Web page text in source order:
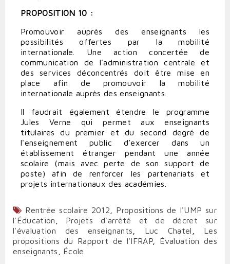
PROPOSITION 10 :
Promouvoir auprès des enseignants les
possibilités offertes par la mobilité
internationale. Une action concertée de
communication de l’administration centrale et
des services déconcentrés doit être mise en
place afin de promouvoir la mobilité
internationale auprès des enseignants.
Il faudrait également étendre le programme
Jules Verne qui permet aux enseignants
titulaires du premier et du second degré de
l'enseignement public d’exercer dans un
établissement étranger pendant une année
scolaire (mais avec perte de son support de
poste) afin de renforcer les partenariats et
projets internationaux des académies.
Rentrée scolaire 2012
Propositions de l'UMP sur
l'Éducation
Projets d'arrêté et de décret sur
l'évaluation des enseignants
Luc Chatel
Les
propositions du Rapport de l'IFRAP, Évaluation des
enseignants
École